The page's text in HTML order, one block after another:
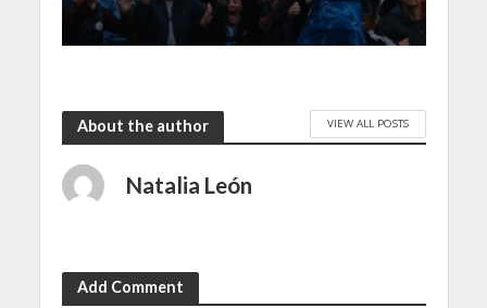
About the author VIEW ALL POSTS
Natalia León
Add Comment